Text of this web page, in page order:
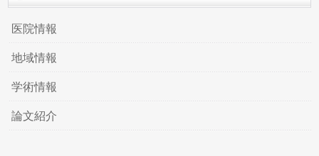
医院情報
地域情報
学術情報
論文紹介